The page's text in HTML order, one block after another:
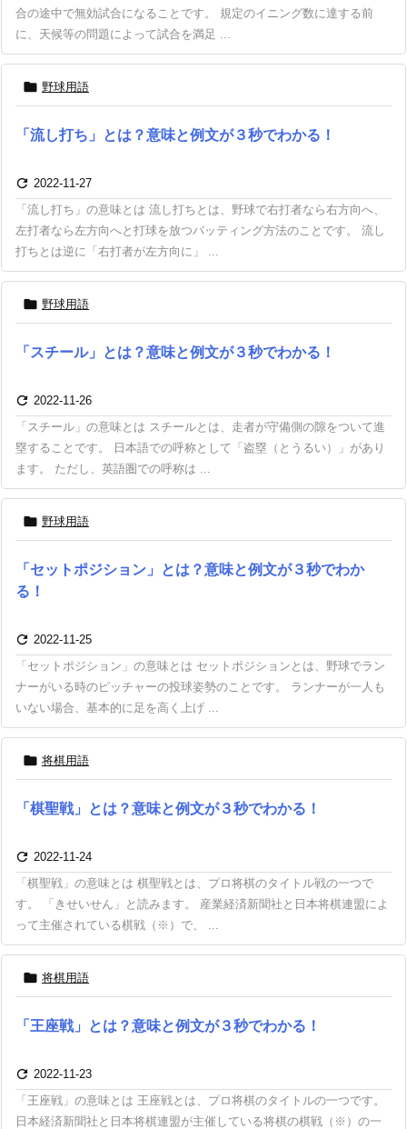
合の途中で無効試合になることです。 規定のイニング数に達する前
に、天候等の問題によって試合を満足 ...
 野球用語
「流し打ち」とは？意味と例文が３秒でわかる！
 2022-11-27
「流し打ち」の意味とは 流し打ちとは、野球で右打者なら右方向へ、
左打者なら左方向へと打球を放つバッティング方法のことです。 流し
打ちとは逆に「右打者が左方向に」 ...
 野球用語
「スチール」とは？意味と例文が３秒でわかる！
 2022-11-26
「スチール」の意味とは スチールとは、走者が守備側の隙をついて進
塁することです。 日本語での呼称として「盗塁（とうるい）」があり
ます。 ただし、英語圏での呼称は ...
 野球用語
「セットポジション」とは？意味と例文が３秒でわか
る！
 2022-11-25
「セットポジション」の意味とは セットポジションとは、野球でラン
ナーがいる時のピッチャーの投球姿勢のことです。 ランナーが一人も
いない場合、基本的に足を高く上げ ...
 将棋用語
「棋聖戦」とは？意味と例文が３秒でわかる！
 2022-11-24
「棋聖戦」の意味とは 棋聖戦とは、プロ将棋のタイトル戦の一つで
す。 「きせいせん」と読みます。 産業経済新聞社と日本将棋連盟によ
って主催されている棋戦（※）で、 ...
 将棋用語
「王座戦」とは？意味と例文が３秒でわかる！
 2022-11-23
「王座戦」の意味とは 王座戦とは、プロ将棋のタイトルの一つです。
日本経済新聞社と日本将棋連盟が主催している将棋の棋戦（※）の一